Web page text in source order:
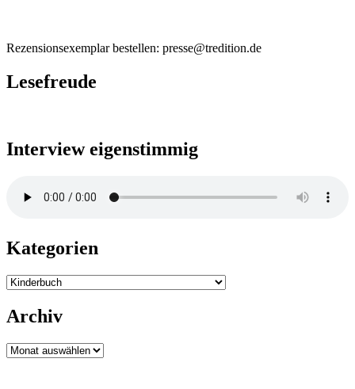
Rezensionsexemplar bestellen: presse@tredition.de
Lesefreude
Interview eigenstimmig
Kategorien
Kategorien
Archiv
Archiv